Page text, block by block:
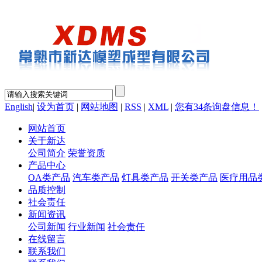
English| 设为首页 | 网站地图 | RSS | XML | 您有34条询盘信息！
网站首页
关于新达
公司简介 荣誉资质
产品中心
OA类产品 汽车类产品 灯具类产品 开关类产品 医疗用品
品质控制
社会责任
新闻资讯
公司新闻 行业新闻 社会责任
在线留言
联系我们